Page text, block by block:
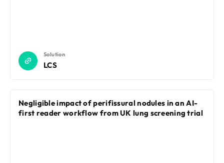
Solution
LCS
Negligible impact of perifissural nodules in an AI-
first reader workflow from UK lung screening trial